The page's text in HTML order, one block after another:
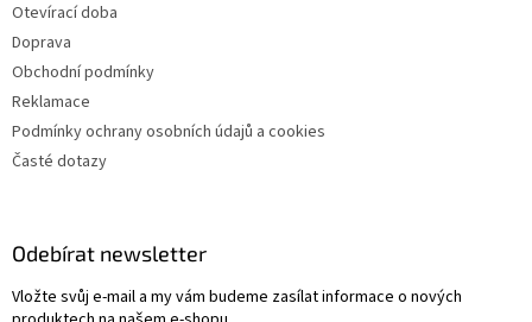
Otevírací doba
Doprava
Obchodní podmínky
Reklamace
Podmínky ochrany osobních údajů a cookies
Časté dotazy
Odebírat newsletter
Vložte svůj e-mail a my vám budeme zasílat informace o nových